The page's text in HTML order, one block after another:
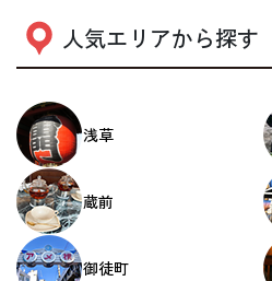
人気エリアから探す
浅草
蔵前
御徒町